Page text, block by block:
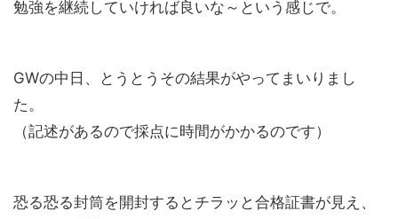
勉強を継続していければ良いな～という感じで。
GWの中日、とうとうその結果がやってまいりまし
た。
（記述があるので採点に時間がかかるのです）
恐る恐る封筒を開封するとチラッと合格証書が見え、